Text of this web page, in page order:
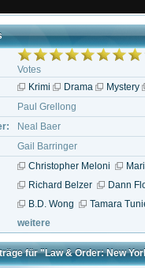
Votes
Krimi Drama Mystery
Paul Grellong
Neal Baer
Gail Barringer
Christopher Meloni
Richard Belzer
Dann
B.D. Wong
Tamara
weitere
für "Law & Order: New